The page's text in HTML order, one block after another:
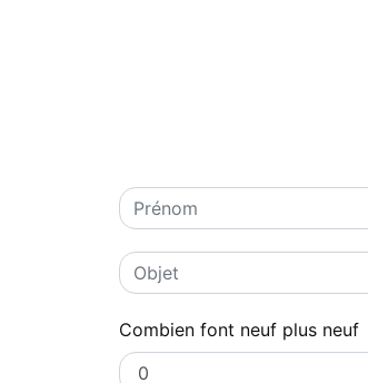
Combien font neuf plus neuf